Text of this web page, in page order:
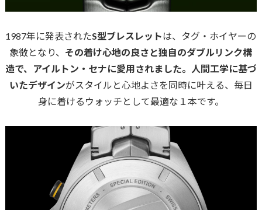
1987年に発表されたS型ブレスレットは、タグ・ホイヤーの
象徴となり、 その着け心地の良さと独自のダブルリンク構
造で、アイルトン・セナに愛用されました。人間工学に基づ
いたデザインがスタイルと心地よさを同時に叶える、毎日
身に着けるウォッチとして最適な１本です。